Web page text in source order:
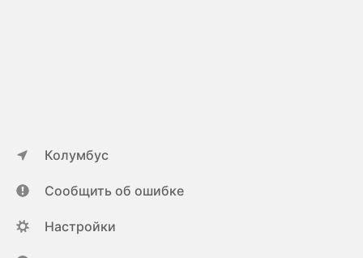
Колумбус
Сообщить об ошибке
Настройки